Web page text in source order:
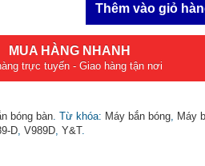
Thêm vào giỏ
MUA HÀNG NHANH
trực tuyến - Giao hàng tận nơi
bóng bàn Từ khóa: Máy bắn bóng Máy
D V989D Y&T.